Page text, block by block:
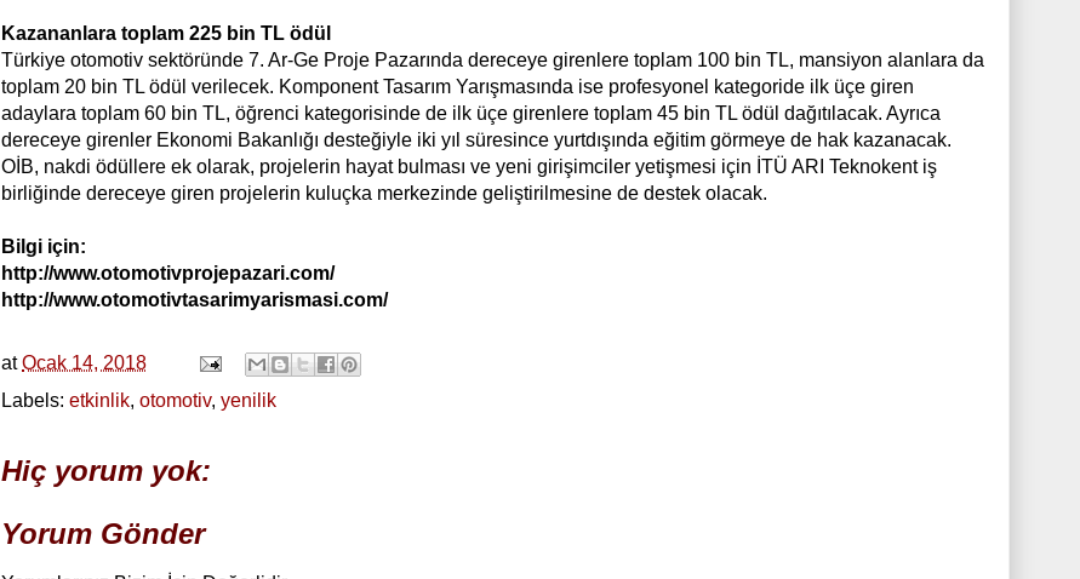
Kazananlara toplam 225 bin TL ödül
Türkiye otomotiv sektöründe 7. Ar-Ge Proje Pazarında dereceye girenlere toplam 100 bin TL, mansiyon alanlara da
toplam 20 bin TL ödül verilecek. Komponent Tasarım Yarışmasında ise profesyonel kategoride ilk üçe giren
adaylara toplam 60 bin TL, öğrenci kategorisinde de ilk üçe girenlere toplam 45 bin TL ödül dağıtılacak. Ayrıca
dereceye girenler Ekonomi Bakanlığı desteğiyle iki yıl süresince yurtdışında eğitim görmeye de hak kazanacak.
OİB, nakdi ödüllere ek olarak, projelerin hayat bulması ve yeni girişimciler yetişmesi için İTÜ ARI Teknokent iş
birliğinde dereceye giren projelerin kuluçka merkezinde geliştirilmesine de destek olacak.
Bilgi için:
http://www.otomotivprojepazari.com/
http://www.otomotivtasarimyarismasi.com/
atOcak 14, 2018
Labels: etkinlik, otomotiv, yenilik
Hiç yorum yok:
Yorum Gönder